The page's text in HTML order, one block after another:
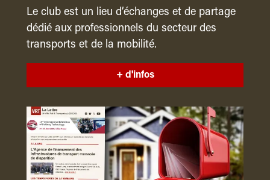
Le club est un lieu d’échanges et de partage
dédié aux professionnels du secteur des
transports et de la mobilité.
+ d'infos